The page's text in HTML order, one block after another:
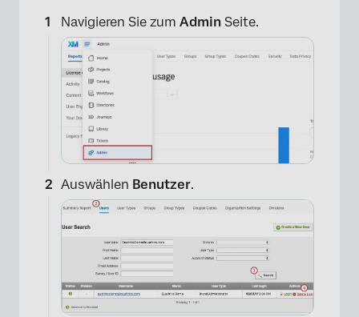
×
Navigieren Sie zum Admin Seite.
Auswählen Benutzer.